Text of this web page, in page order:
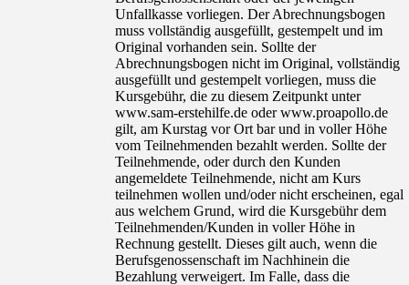
Unfallkasse vorliegen. Der Abrechnungsbogen
muss vollständig ausgefüllt, gestempelt und im
Original vorhanden sein. Sollte der
Abrechnungsbogen nicht im Original, vollständig
ausgefüllt und gestempelt vorliegen, muss die
Kursgebühr, die zu diesem Zeitpunkt unter
www.sam-erstehilfe.de oder www.proapollo.de
gilt, am Kurstag vor Ort bar und in voller Höhe
vom Teilnehmenden bezahlt werden. Sollte der
Teilnehmende, oder durch den Kunden
angemeldete Teilnehmende, nicht am Kurs
teilnehmen wollen und/oder nicht erscheinen, egal
aus welchem Grund, wird die Kursgebühr dem
Teilnehmenden/Kunden in voller Höhe in
Rechnung gestellt. Dieses gilt auch, wenn die
Berufsgenossenschaft im Nachhinein die
Bezahlung verweigert. Im Falle, dass die